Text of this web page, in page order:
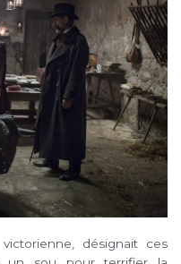
désignait ces